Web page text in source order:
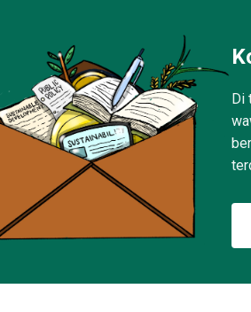
Di